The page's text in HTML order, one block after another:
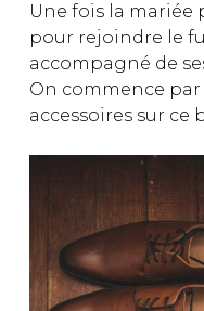
Une fois la mariée
pour rejoindre le
accompagné de
On commence
accessoires sur ce